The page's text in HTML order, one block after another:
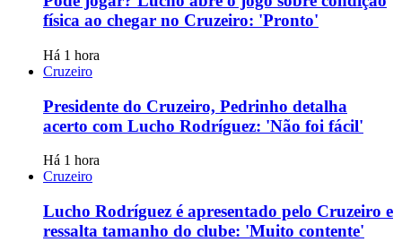
física ao chegar no Cruzeiro: 'Pronto'
Há 1 hora
Cruzeiro
Presidente do Cruzeiro, Pedrinho detalha
acerto com Lucho Rodríguez: 'Não foi fácil'
Há 1 hora
Cruzeiro
Lucho Rodríguez é apresentado pelo Cruzeiro e
ressalta tamanho do clube: 'Muito contente'